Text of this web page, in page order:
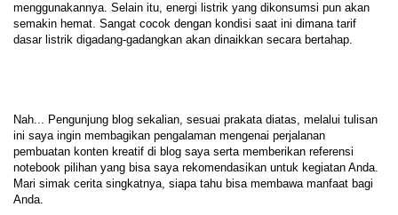
menggunakannya. Selain itu, energi listrik yang dikonsumsi pun akan
semakin hemat. Sangat cocok dengan kondisi saat ini dimana tarif
dasar listrik digadang-gadangkan akan dinaikkan secara bertahap.
Nah... Pengunjung blog sekalian, sesuai prakata diatas, melalui tulisan
ini saya ingin membagikan pengalaman mengenai perjalanan
pembuatan konten kreatif di blog saya serta memberikan referensi
notebook pilihan yang bisa saya rekomendasikan untuk kegiatan Anda.
Mari simak cerita singkatnya, siapa tahu bisa membawa manfaat bagi
Anda.